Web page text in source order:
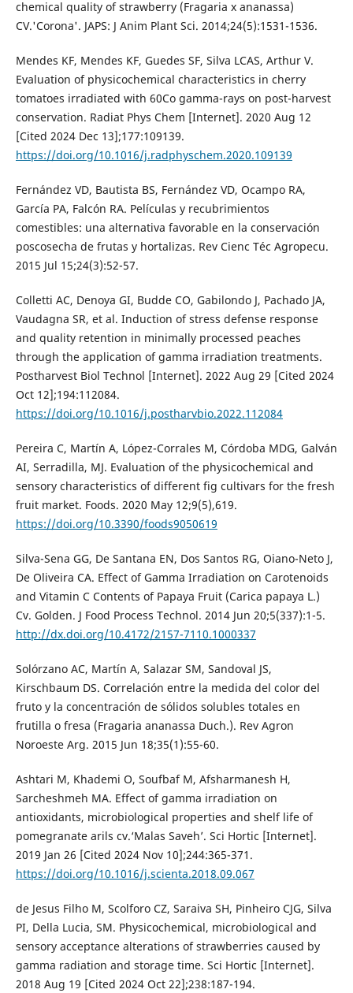
chemical quality of strawberry (Fragaria x ananassa)
CV.'Corona'. JAPS: J Anim Plant Sci. 2014;24(5):1531-1536.
Mendes KF, Mendes KF, Guedes SF, Silva LCAS, Arthur V.
Evaluation of physicochemical characteristics in cherry
tomatoes irradiated with 60Co gamma-rays on post-harvest
conservation. Radiat Phys Chem [Internet]. 2020 Aug 12
[Cited 2024 Dec 13];177:109139.
https://doi.org/10.1016/j.radphyschem.2020.109139
Fernández VD, Bautista BS, Fernández VD, Ocampo RA,
García PA, Falcón RA. Películas y recubrimientos
comestibles: una alternativa favorable en la conservación
poscosecha de frutas y hortalizas. Rev Cienc Téc Agropecu.
2015 Jul 15;24(3):52-57.
Colletti AC, Denoya GI, Budde CO, Gabilondo J, Pachado JA,
Vaudagna SR, et al. Induction of stress defense response
and quality retention in minimally processed peaches
through the application of gamma irradiation treatments.
Postharvest Biol Technol [Internet]. 2022 Aug 29 [Cited 2024
Oct 12];194:112084.
https://doi.org/10.1016/j.postharvbio.2022.112084
Pereira C, Martín A, López-Corrales M, Córdoba MDG, Galván
AI, Serradilla, MJ. Evaluation of the physicochemical and
sensory characteristics of different fig cultivars for the fresh
fruit market. Foods. 2020 May 12;9(5),619.
https://doi.org/10.3390/foods9050619
Silva-Sena GG, De Santana EN, Dos Santos RG, Oiano-Neto J,
De Oliveira CA. Effect of Gamma Irradiation on Carotenoids
and Vitamin C Contents of Papaya Fruit (Carica papaya L.)
Cv. Golden. J Food Process Technol. 2014 Jun 20;5(337):1-5.
http://dx.doi.org/10.4172/2157-7110.1000337
Solórzano AC, Martín A, Salazar SM, Sandoval JS,
Kirschbaum DS. Correlación entre la medida del color del
fruto y la concentración de sólidos solubles totales en
frutilla o fresa (Fragaria ananassa Duch.). Rev Agron
Noroeste Arg. 2015 Jun 18;35(1):55-60.
Ashtari M, Khademi O, Soufbaf M, Afsharmanesh H,
Sarcheshmeh MA. Effect of gamma irradiation on
antioxidants, microbiological properties and shelf life of
pomegranate arils cv.‘Malas Savehʼ. Sci Hortic [Internet].
2019 Jan 26 [Cited 2024 Nov 10];244:365-371.
https://doi.org/10.1016/j.scienta.2018.09.067
de Jesus Filho M, Scolforo CZ, Saraiva SH, Pinheiro CJG, Silva
PI, Della Lucia, SM. Physicochemical, microbiological and
sensory acceptance alterations of strawberries caused by
gamma radiation and storage time. Sci Hortic [Internet].
2018 Aug 19 [Cited 2024 Oct 22];238:187-194.